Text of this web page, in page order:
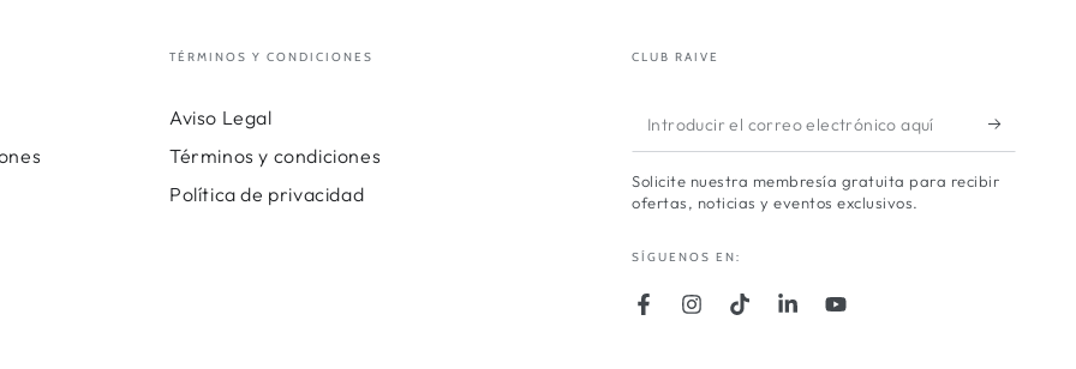
TÉRMINOS Y CONDICIONES
Aviso Legal
Términos y condiciones
Política de privacidad
CLUB RAIVE
Introducir
el
correo
aquí
Solicite nuestra membresía gratuita para recibir
ofertas, noticias y eventos exclusivos.
SÍGUENOS EN:
FacebookInstagramTikTokLinkedInYouTube